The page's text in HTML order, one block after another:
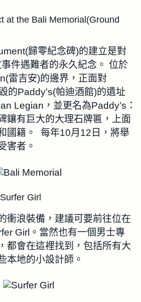
at the Bali Memorial(Ground
歸零紀念碑)的建立是對
件遇難者的永久紀念。 位於
雷吉安)的邊界，正面對
的Paddy’s(帕迪酒館)的遺址
Legian，並更名為Paddy’s：
鑲有巨大的大理石牌匾，上面
國籍。
每年10月12日，將舉
害者。
Girl
衝浪裝備，建議可要前往位在
Girl。當然也有一個男士專
都會在這裡找到，包括所有大
本地的小設計師。